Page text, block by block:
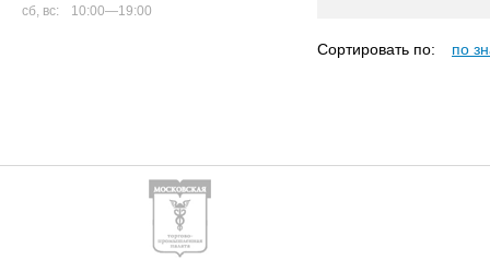
сб, вс:
10:00—19:00
Сортировать по: по